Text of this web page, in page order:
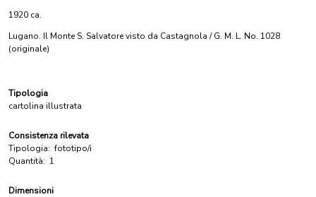
1920 ca.
Lugano. Il Monte S. Salvatore visto da Castagnola / G. M. L. No. 1028
(originale)
Tipologia
cartolina illustrata
Consistenza rilevata
Tipologia: fototipo/i
Quantità: 1
Dimensioni